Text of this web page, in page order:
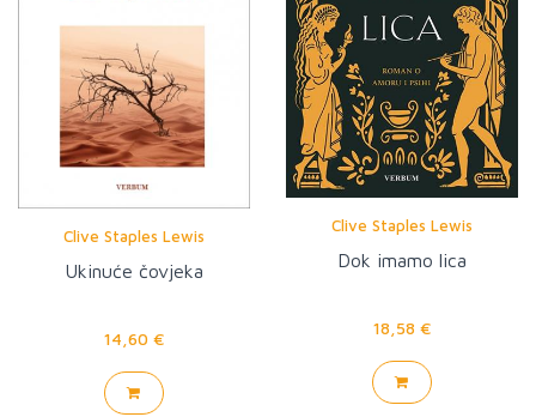
Clive Staples Lewis
Ukinuće čovjeka
14,60 €
Clive Staples Lewis
Dok imamo lica
18,58 €